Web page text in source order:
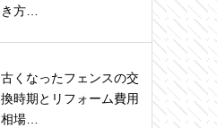
き方…
古くなったフェンスの交
換時期とリフォーム費用
相場…